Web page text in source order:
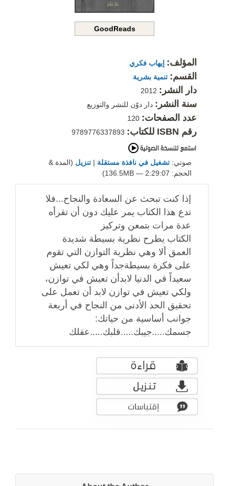
GoodReads
المؤلف: إيهاب فكري
القسم: تنمية بشرية
دار النشر: 2012
سنة النشر: دار دوّن للنشر والتوزيع
عدد الصفحات:
رقم ISBN للكتاب: 9789776337893
صوتي: تشغيل في نافذة مستقلة | تنزيل (المدة &
الحجم: 2:29:07 — 136.5MB)
إذا كنت تبحث عن السعادة والنجاح...فلا
تدع هذا الكتاب يمر عليك دون أن تقرأه
عدة مرات بتمعن وتركيز
الكتاب يطرح نظرية بسيطة شديدة
العمق ألا وهي نظرية التوازن التي تقوم
على فكرة بسيطةجداً وهي لكي تعيش
سعيداً في الدنيا لابدأن تعيش في توازن،
ولكي تعيش في توازن لابد أن تعمل على
تحقيق الحد الأدنى من النجاح في أربعة
جوانب أساسية من حياتك:
جسمك.....جيبك.....قلبك.....عقلك